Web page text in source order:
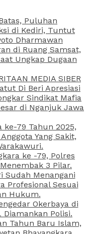
Puluhan
di Kediri, Tuntut
Dharmawan
di Ruang Samsat,
Ungkap Dugaan
MEDIA SIBER
Di Beri Apresiasi
Sindikat Mafia
di Nganjuk Jawa
ke-79 Tahun 2025,
Yang Sakit,
ke -79, Polres
3 Pilar.
Sudah Menangani
Profesional Sesuai
Hukum.
Okerbaya di
Polisi.
Tahun Baru Islam,